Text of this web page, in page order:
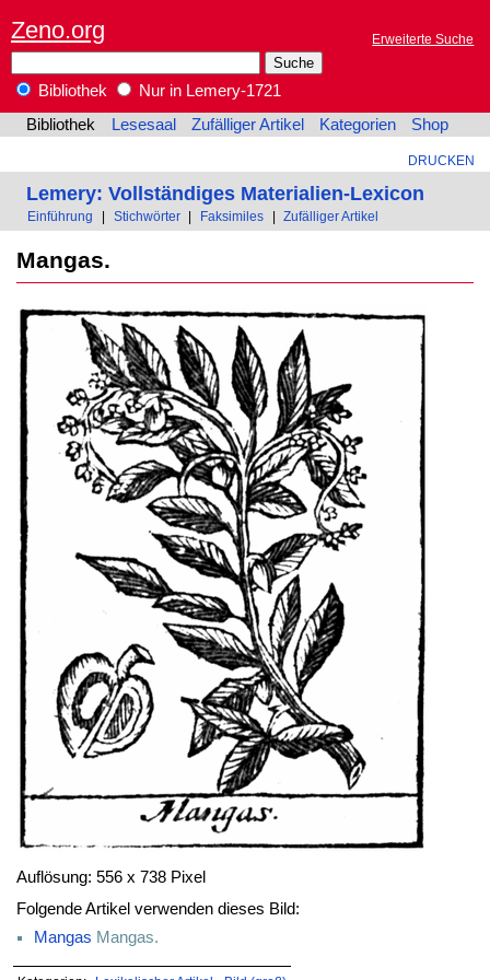
Zeno.org Erweiterte Suche
Bibliothek
Nur in Lemery-1721
Bibliothek
Lesesaal Zufälliger Artikel Kategorien Shop
DRUCKEN
Lemery: Vollständiges Materialien-Lexicon
Einführung Stichwörter Faksimiles Zufälliger Artikel
Mangas.
Auflösung: 556 x 738 Pixel
Folgende Artikel verwenden dieses Bild:
Mangas Mangas.